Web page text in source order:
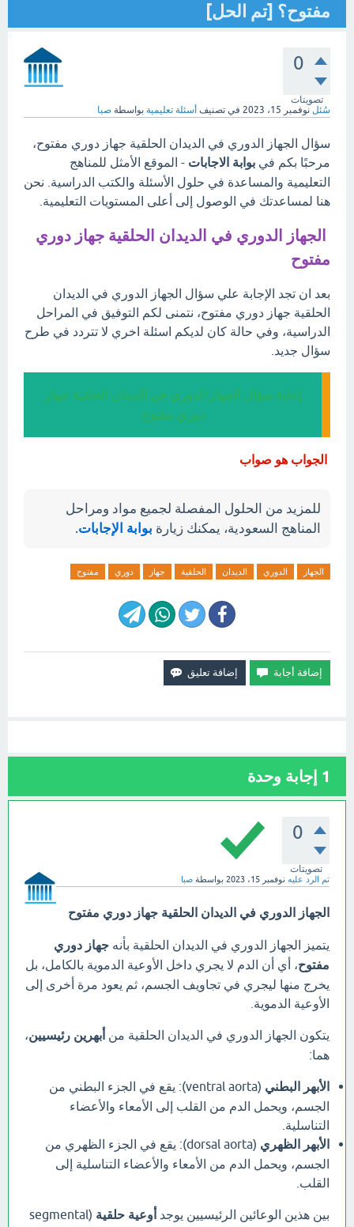
مفتوح؟ [تم الحل]
0
تصويتات
سُئل نوفمبر 15، 2023 في تصنيف أسئلة تعليمية بواسطة صبا
سؤال الجهاز الدوري في الديدان الحلقية جهاز دوري مفتوح،
مرحبًا بكم في بوابة الاجابات - الموقع الأمثل للمناهج
التعليمية والمساعدة في حلول الأسئلة والكتب الدراسية. نحن
هنا لمساعدتك في الوصول إلى أعلى المستويات التعليمية.
الجهاز الدوري في الديدان الحلقية جهاز دوري
مفتوح
بعد ان تجد الإجابة علي سؤال الجهاز الدوري في الديدان
الحلقية جهاز دوري مفتوح، نتمنى لكم التوفيق في المراحل
الدراسية، وفي حالة كان لديكم اسئلة اخري لا تتردد في طرح
سؤال جديد.
إجابة سؤال الجهاز الدوري في الديدان الحلقية جهاز
دوري مفتوح
الجواب هو صواب
للمزيد من الحلول المفصلة لجميع مواد ومراحل
المناهج السعودية، يمكنك زيارة بوابة الإجابات.
الجهاز الدوري الديدان الحلقية جهاز دوري مفتوح
1 إجابة وحدة
0
تصويتات
تم الرد عليه نوفمبر 15، 2023 بواسطة صبا
الجهاز الدوري في الديدان الحلقية جهاز دوري مفتوح
يتميز الجهاز الدوري في الديدان الحلقية بأنه جهاز دوري
مفتوح، أي أن الدم لا يجري داخل الأوعية الدموية بالكامل، بل
يخرج منها ليجري في تجاويف الجسم، ثم يعود مرة أخرى إلى
الأوعية الدموية.
يتكون الجهاز الدوري في الديدان الحلقية من أبهرين رئيسيين،
هما:
الأبهر البطني
(ventral aorta): يقع في الجزء البطني من
الجسم، ويحمل الدم من القلب إلى الأمعاء والأعضاء
التناسلية.
الأبهر الظهري
(dorsal aorta): يقع في الجزء الظهري من
الجسم، ويحمل الدم من الأمعاء والأعضاء التناسلية إلى
القلب.
بين هذين الوعائين الرئيسيين يوجد أوعية حلقية (segmental